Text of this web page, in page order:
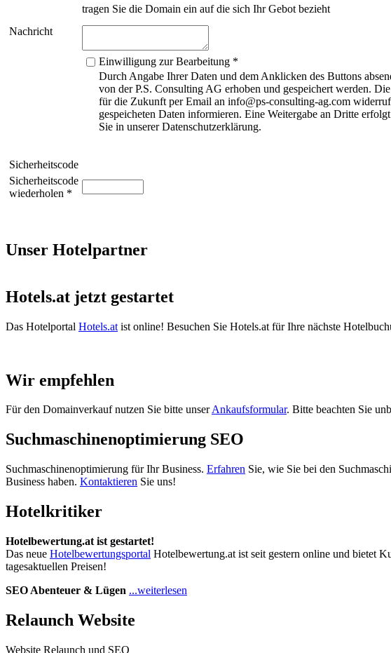
tragen Sie die Domain ein auf die sich Ihr Gebot bezieht
Nachricht
Einwilligung zur Bearbeitung *
Durch Angabe Ihrer Daten und dem Anklicken des Buttons
von der P.S. Consulting AG erhoben und gespeichert werden.
für die Zukunft per Email an info@ps-consulting-ag.com
gespeicheten Daten informieren. Eine Weitergabe an Dritte
Sie in unserer Datenschutzerklärung.
Sicherheitscode
Sicherheitscode
wiederholen *
Unser Hotelpartner
Hotels.at jetzt gestartet
Das Hotelportal Hotels.at ist online! Besuchen Sie Hotels.at für Ihre nächste
Wir empfehlen
Für den Domainverkauf nutzen Sie bitte unserAnkaufsformular. Bitte beachten Sie
Suchmaschinenoptimierung SEO
Suchmaschinenoptimierung für Ihr Business. Erfahren Sie, wie Sie bei den
Business haben. Kontaktieren Sie uns!
Hotelkritiker
Hotelbewertung.at ist gestartet!
Das neue Hotelbewertungsportal Hotelbewertung.at ist seit gestern online und bietet
tagesaktuellen Preisen!
SEO Abenteuer & Lügen ...weiterlesen
Relaunch Website
Website Relaunch und SEO